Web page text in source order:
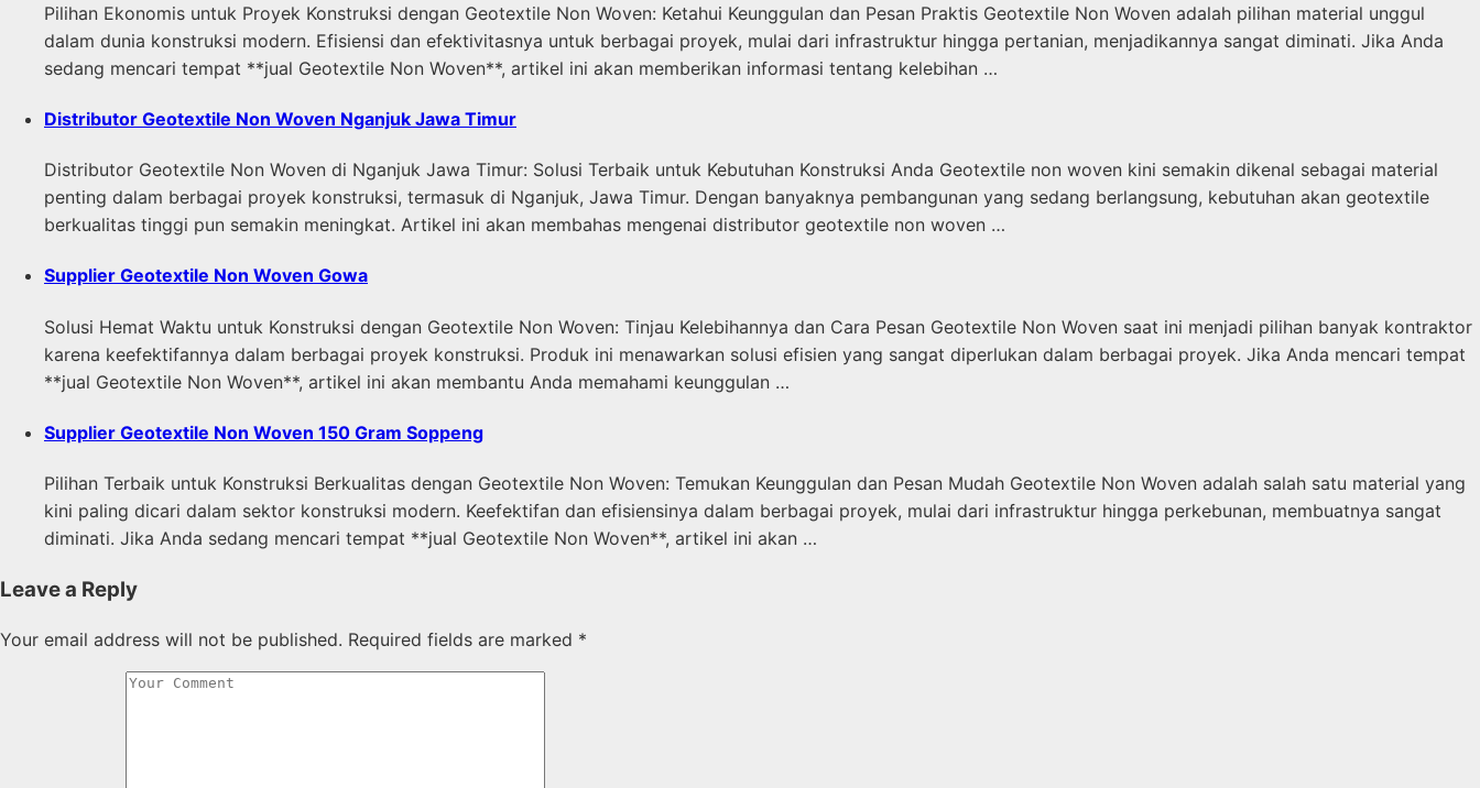
Pilihan Ekonomis untuk Proyek Konstruksi dengan Geotextile Non Woven: Ketahui Keunggulan dan Pesan Praktis Geotextile Non Woven adalah pilihan material unggul
dalam dunia konstruksi modern. Efisiensi dan efektivitasnya untuk berbagai proyek, mulai dari infrastruktur hingga pertanian, menjadikannya sangat diminati. Jika Anda
sedang mencari tempat **jual Geotextile Non Woven**, artikel ini akan memberikan informasi tentang kelebihan …
Distributor Geotextile Non Woven Nganjuk Jawa Timur
Distributor Geotextile Non Woven di Nganjuk Jawa Timur: Solusi Terbaik untuk Kebutuhan Konstruksi Anda Geotextile non woven kini semakin dikenal sebagai material
penting dalam berbagai proyek konstruksi, termasuk di Nganjuk, Jawa Timur. Dengan banyaknya pembangunan yang sedang berlangsung, kebutuhan akan geotextile
berkualitas tinggi pun semakin meningkat. Artikel ini akan membahas mengenai distributor geotextile non woven …
Supplier Geotextile Non Woven Gowa
Solusi Hemat Waktu untuk Konstruksi dengan Geotextile Non Woven: Tinjau Kelebihannya dan Cara Pesan Geotextile Non Woven saat ini menjadi pilihan banyak kontraktor
karena keefektifannya dalam berbagai proyek konstruksi. Produk ini menawarkan solusi efisien yang sangat diperlukan dalam berbagai proyek. Jika Anda mencari tempat
**jual Geotextile Non Woven**, artikel ini akan membantu Anda memahami keunggulan …
Supplier Geotextile Non Woven 150 Gram Soppeng
Pilihan Terbaik untuk Konstruksi Berkualitas dengan Geotextile Non Woven: Temukan Keunggulan dan Pesan Mudah Geotextile Non Woven adalah salah satu material yang
kini paling dicari dalam sektor konstruksi modern. Keefektifan dan efisiensinya dalam berbagai proyek, mulai dari infrastruktur hingga perkebunan, membuatnya sangat
diminati. Jika Anda sedang mencari tempat **jual Geotextile Non Woven**, artikel ini akan …
Leave a Reply
Your email address will not be published. Required fields are marked *